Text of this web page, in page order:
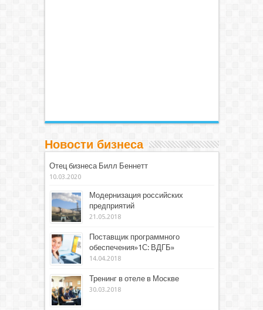
Новости бизнеса
Отец бизнеса Билл Беннетт
10.03.2020
Модернизация российских
предприятий
21.05.2018
Поставщик программного
обеспечения»1С: ВДГБ»
14.04.2018
Тренинг в отеле в Москве
30.03.2018